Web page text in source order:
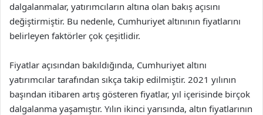
dalgalanmalar, yatırımcıların altına olan bakış açısını
değiştirmiştir. Bu nedenle, Cumhuriyet altınının fiyatlarını
belirleyen faktörler çok çeşitlidir.
Fiyatlar açısından bakıldığında, Cumhuriyet altını
yatırımcılar tarafından sıkça takip edilmiştir. 2021 yılının
başından itibaren artış gösteren fiyatlar, yıl içerisinde birçok
dalgalanma yaşamıştır. Yılın ikinci yarısında, altın fiyatlarının